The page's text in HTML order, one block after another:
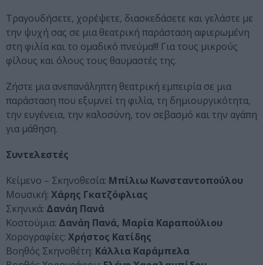
Τραγουδήσετε, χορέψετε, διασκεδάσετε και γελάστε με
την ψυχή σας σε μια θεατρική παράσταση αφιερωμένη
στη φιλία και το ομαδικό πνεύμα!!! Για τους μικρούς
φίλους και όλους τους θαυμαστές της.
Ζήστε μια ανεπανάληπτη θεατρική εμπειρία σε μια
παράσταση που εξυμνεί τη φιλία, τη δημιουργικότητα,
την ευγένεια, την καλοσύνη, τον σεβασμό και την αγάπη
για μάθηση.
Συντελεστές
Κείμενο – Σκηνοθεσία: Μπίλιω Κωνσταντοπούλου
Μουσική: Χάρης Γκατζόφλιας
Σκηνικά: Δανάη Πανά
Κοστούμια: Δανάη Πανά, Μαρία Καραπούλιου
Χορογραφίες: Χρήστος Κατίδης
Βοηθός Σκηνοθέτη: Κάλλια Καράμπελα